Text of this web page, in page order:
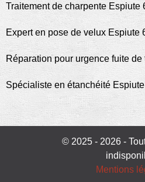
Traitement de charpente Espiute
Expert en pose de velux Espiute
Réparation pour urgence fuite
Spécialiste en étanchéité
© 2025 - 2026 -
Mentions